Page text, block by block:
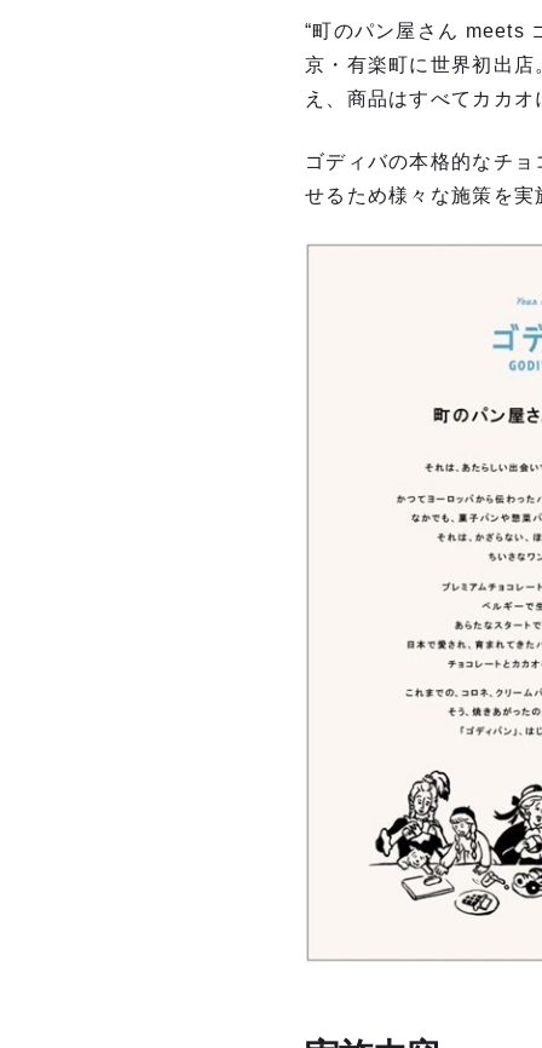
“町のパン屋さん meets
京・有楽町に世界初出
え、商品はすべてカカ
ゴディバの本格的なチ
せるため様々な施策を実